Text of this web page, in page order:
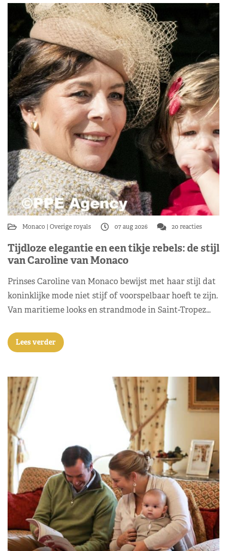
Monaco Overige royals 07 aug 2026 20 reacties
Tijdloze elegantie en een tikje rebels: de stijl
van Caroline van Monaco
Prinses Caroline van Monaco bewijst met haar stijl dat
koninklijke mode niet stijf of voorspelbaar hoeft te zijn.
Van maritieme looks en strandmode in Saint-Tropez…
Lees verder